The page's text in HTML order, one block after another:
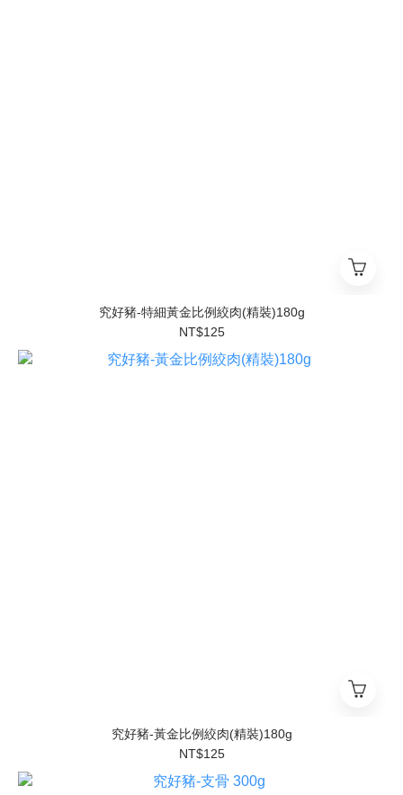
究好豬-特細黃金比例絞肉(精裝)180g
NT$125
究好豬-黃金比例絞肉(精裝)180g
NT$125